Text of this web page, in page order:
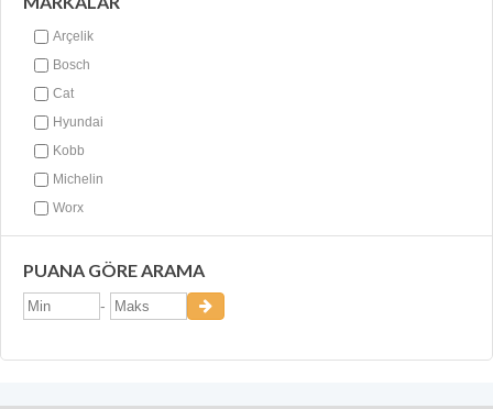
Arçelik
Bosch
Cat
Hyundai
Kobb
Michelin
Worx
PUANA GÖRE ARAMA
-